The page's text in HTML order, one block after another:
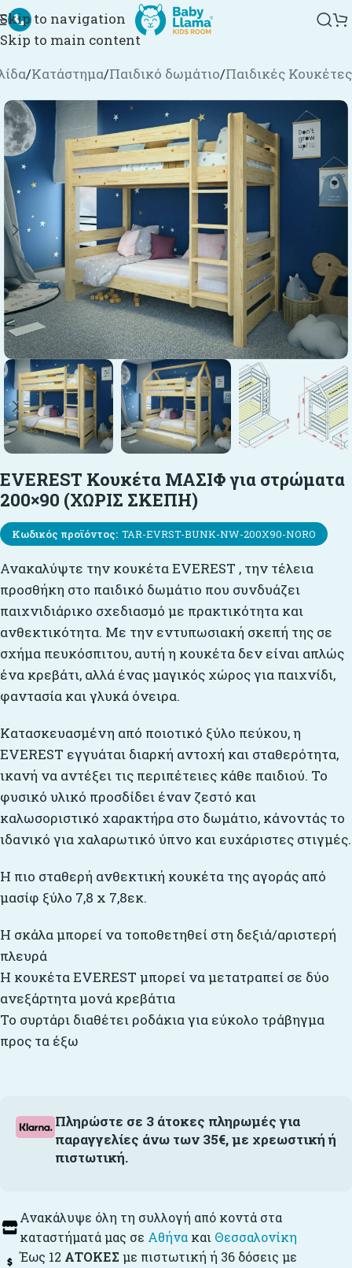
Skip to navigation
Skip to main content
/Κατάστημα/Παιδικό δωμάτιο/Παιδικές Κουκέτες
EVEREST Κουκέτα ΜΑΣΙΦ για στρώματα
200×90 (ΧΩΡΙΣ ΣΚΕΠΗ)
Κωδικός προϊόντος: TAR-EVRST-BUNK-NW-200X90-NORO
Ανακαλύψτε την κουκέτα EVEREST , την τέλεια
προσθήκη στο παιδικό δωμάτιο που συνδυάζει
παιχνιδιάρικο σχεδιασμό με πρακτικότητα και
ανθεκτικότητα. Με την εντυπωσιακή σκεπή της σε
σχήμα πευκόσπιτου, αυτή η κουκέτα δεν είναι απλώς
ένα κρεβάτι, αλλά ένας μαγικός χώρος για παιχνίδι,
φαντασία και γλυκά όνειρα.
Κατασκευασμένη από ποιοτικό ξύλο πεύκου, η
EVEREST εγγυάται διαρκή αντοχή και σταθερότητα,
ικανή να αντέξει τις περιπέτειες κάθε παιδιού. Το
φυσικό υλικό προσδίδει έναν ζεστό και
καλωσοριστικό χαρακτήρα στο δωμάτιο, κάνοντάς το
ιδανικό για χαλαρωτικό ύπνο και ευχάριστες στιγμές.
Η πιο σταθερή ανθεκτική κουκέτα της αγοράς από
μασίφ ξύλο 7,8 x 7,8εκ.
Η σκάλα μπορεί να τοποθετηθεί στη δεξιά/αριστερή
πλευρά
Η κουκέτα EVEREST μπορεί να μετατραπεί σε δύο
ανεξάρτητα μονά κρεβάτια
Το συρτάρι διαθέτει ροδάκια για εύκολο τράβηγμα
προς τα έξω
Πληρώστε σε 3 άτοκες πληρωμές για
παραγγελίες άνω των 35€, με χρεωστική ή
πιστωτική.
Ανακάλυψε όλη τη συλλογή από κοντά στα
καταστήματά μας σε Αθήνα και Θεσσαλονίκη
Έως 12 ΑΤΟΚΕΣ με πιστωτική ή 36 δόσεις με